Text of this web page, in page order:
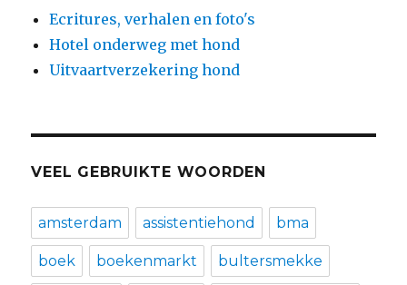
Ecritures, verhalen en foto's
Hotel onderweg met hond
Uitvaartverzekering hond
VEEL GEBRUIKTE WOORDEN
amsterdam assistentiehond bma
boek boekenmarkt bultersmekke